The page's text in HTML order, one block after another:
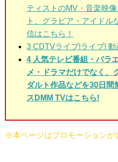
ティストのMV・音楽映
ト、グラビア・アイドル
信はこちら！
3 CDTVライブ!ライブ! 動
4 人気テレビ番組・バラ
メ・ドラマだけでなく、
ダルト作品などを30日間
スDMM TVはこちら!
※本ページはプロモーションが